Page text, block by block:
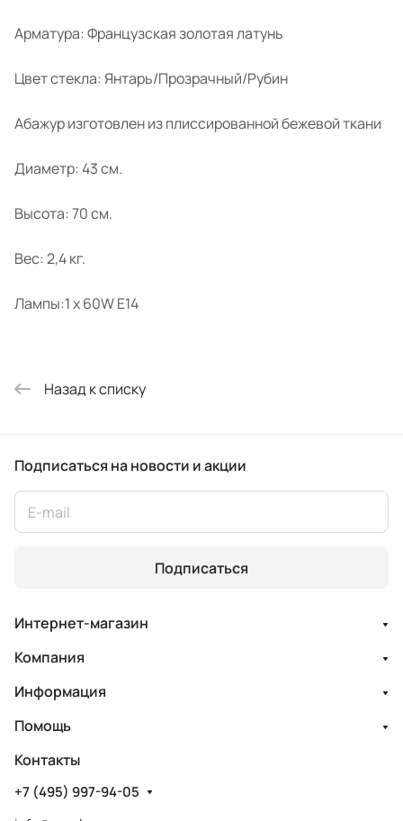
Арматура: Французская золотая латунь
Цвет стекла: Янтарь/Прозрачный/Рубин
Абажур изготовлен из плиссированной бежевой ткани
Диаметр: 43 см.
Высота: 70 см.
Вес: 2,4 кг.
Лампы:1 x 60W E14
Назад к списку
Подписаться на новости и акции
Подписаться
Интернет-магазин
Компания
Информация
Помощь
Контакты
+7 (495) 997-94-05